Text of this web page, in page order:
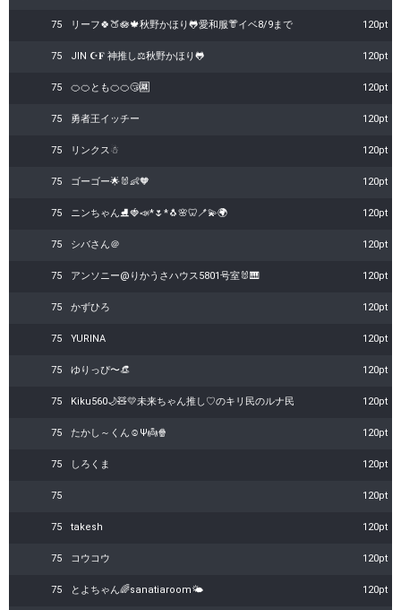
75 リーフ🍀🍑🪷🍁秋野かほり🐸愛和服👘イベ8/9まで 120pt
75 JIN ☪️𝐅 神推し⚖️秋野かほり🐸 120pt
75 🍊🍊とも🍊🍊😴🈲 120pt
75 勇者王イッチー 120pt
75 リンクス☃ 120pt
75 ゴーゴー🌟🐰👶🧡 120pt
75 ニンちゃん⛸️🍓📣*🌷*🐧🌸🦷🪥‪‬💫🌍 120pt
75 シバさん＠ 120pt
75 アンソニー@りかうさハウス5801号室🐰🎹 120pt
75 かずひろ 120pt
75 YURINA 120pt
75 ゆりっぴ〜👒 120pt
75 Kiku560🌙🧸💛未来ちゃん推し♡のキリ民のルナ民 120pt
75 たかし～くん☺︎Ψ👼🍿 120pt
75 しろくま 120pt
75 120pt
75 takesh 120pt
75 コウコウ 120pt
75 とよちゃん🌈sanatiaroom🌤️ 120pt